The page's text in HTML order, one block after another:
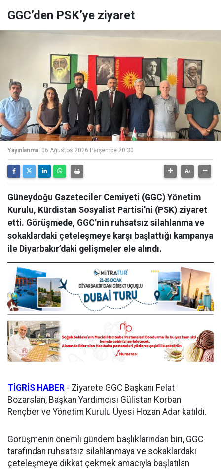
GGC’den PSK’ye ziyaret
Yayınlanma: 06 Ağustos 2026 Perşembe 20:30
Güneydoğu Gazeteciler Cemiyeti (GGC) Yönetim
Kurulu, Kürdistan Sosyalist Partisi’ni (PSK) ziyaret
etti. Görüşmede, GGC’nin ruhsatsız silahlanma ve
sokaklardaki çeteleşmeye karşı başlattığı kampanya
ile Diyarbakır’daki gelişmeler ele alındı.
TİGRİS HABER - Ziyarete GGC Başkanı Felat
Bozarslan, Başkan Yardımcısı Gülistan Korban
Rençber ve Yönetim Kurulu Üyesi Hozan Adar katıldı.
Görüşmenin önemli gündem başlıklarından biri, GGC
tarafından ruhsatsız silahlanmaya ve sokaklardaki
çeteleşmeye dikkat çekmek amacıyla başlatılan